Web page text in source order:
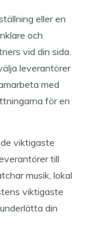
eller en
och
vid din sida.
leverantörer
med
för en
viktigaste
till
musik, lokal
viktigaste
din